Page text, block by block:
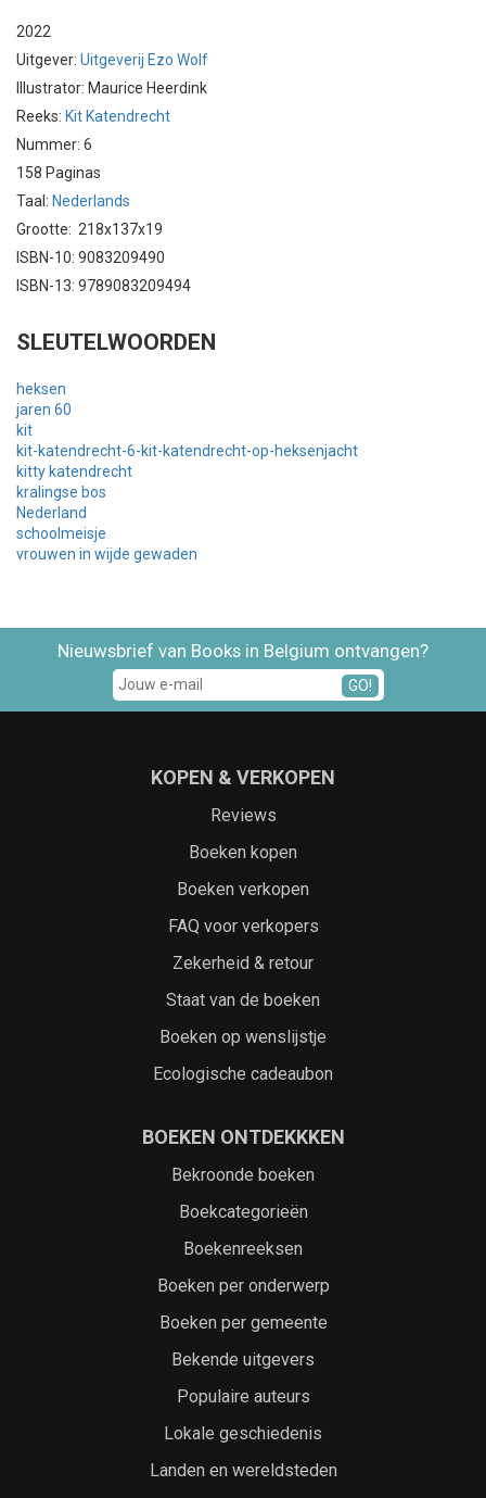
2022
Uitgever: Uitgeverij Ezo Wolf
Illustrator: Maurice Heerdink
Reeks: Kit Katendrecht
Nummer: 6
158 Paginas
Taal: Nederlands
Grootte: 218x137x19
ISBN-10: 9083209490
ISBN-13: 9789083209494
SLEUTELWOORDEN
heksen
jaren 60
kit
kit-katendrecht-6-kit-katendrecht-op-heksenjacht
kitty katendrecht
kralingse bos
Nederland
schoolmeisje
vrouwen in wijde gewaden
Nieuwsbrief van Books in Belgium ontvangen?
GO!
KOPEN & VERKOPEN
Reviews
Boeken kopen
Boeken verkopen
FAQ voor verkopers
Zekerheid & retour
Staat van de boeken
Boeken op wenslijstje
Ecologische cadeaubon
BOEKEN ONTDEKKKEN
Bekroonde boeken
Boekcategorieën
Boekenreeksen
Boeken per onderwerp
Boeken per gemeente
Bekende uitgevers
Populaire auteurs
Lokale geschiedenis
Landen en wereldsteden